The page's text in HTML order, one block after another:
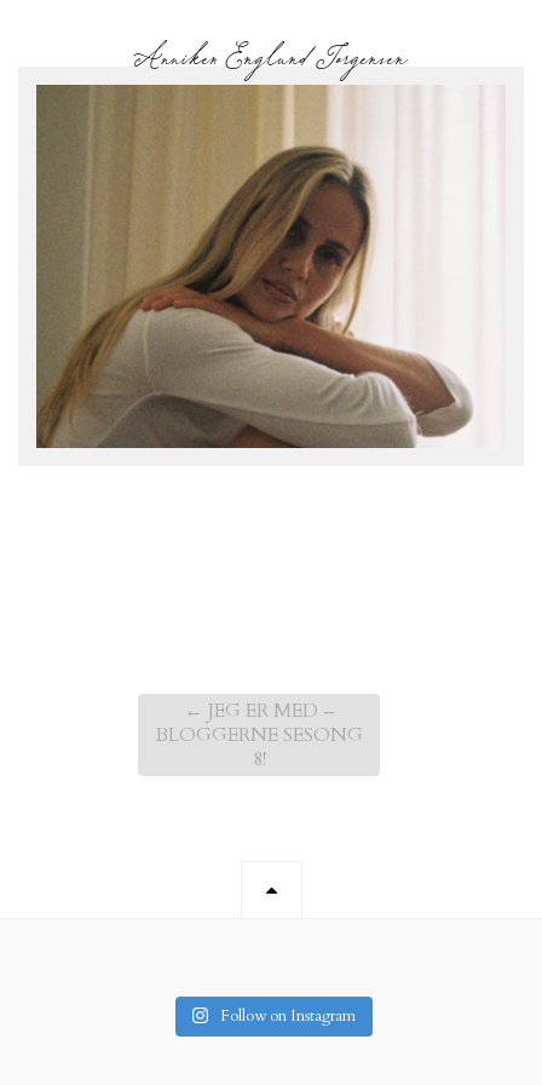
← JEG ER MED –
BLOGGERNE SESONG
8!
Follow on Instagram